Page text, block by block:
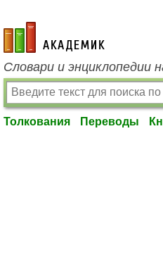
academic.ru
Словари и энциклопедии
Толкования Переводы